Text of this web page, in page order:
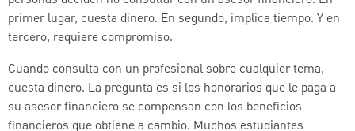
primer lugar, cuesta dinero. En segundo, implica tiempo. Y en
tercero, requiere compromiso.
Cuando consulta con un profesional sobre cualquier tema,
cuesta dinero. La pregunta es si los honorarios que le paga a
su asesor financiero se compensan con los beneficios
financieros que obtiene a cambio. Muchos estudiantes